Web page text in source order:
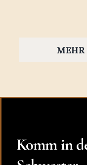
MEHR
Komm in